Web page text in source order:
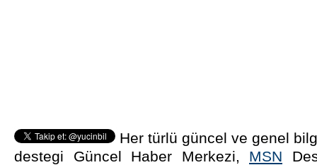
Her türlü güncel ve genel
destegi Güncel Haber Merkezi, MSN